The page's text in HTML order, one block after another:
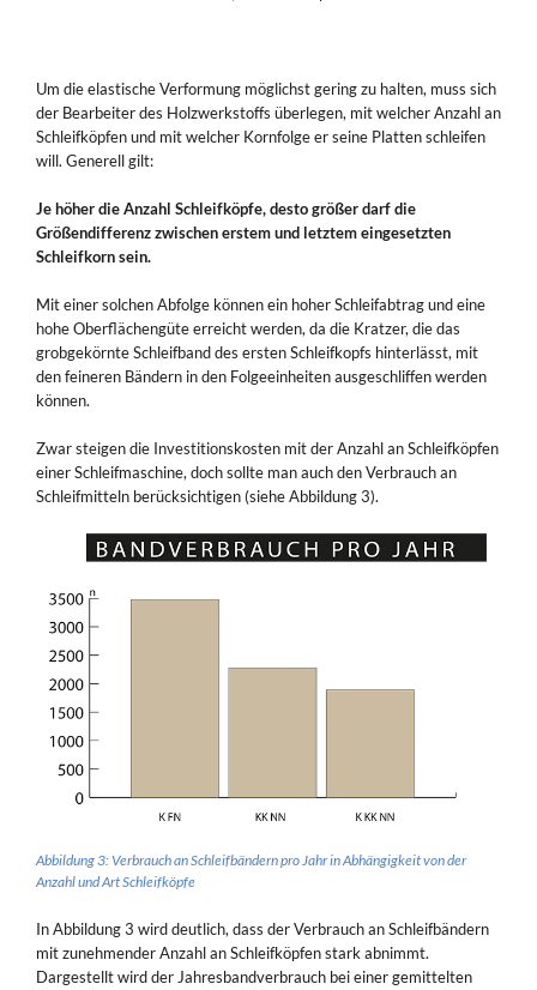
Um die elastische Verformung möglichst gering zu halten, muss sich
der Bearbeiter des Holzwerkstoffs überlegen, mit welcher Anzahl an
Schleifköpfen und mit welcher Kornfolge er seine Platten schleifen
will. Generell gilt:
Je höher die Anzahl Schleifköpfe, desto größer darf die
Größendifferenz zwischen erstem und letztem eingesetzten
Schleifkorn sein.
Mit einer solchen Abfolge können ein hoher Schleifabtrag und eine
hohe Oberflächengüte erreicht werden, da die Kratzer, die das
grobgekörnte Schleifband des ersten Schleifkopfs hinterlässt, mit
den feineren Bändern in den Folgeeinheiten ausgeschliffen werden
können.
Zwar steigen die Investitionskosten mit der Anzahl an Schleifköpfen
einer Schleifmaschine, doch sollte man auch den Verbrauch an
Schleifmitteln berücksichtigen (siehe Abbildung 3).
Abbildung 3: Verbrauch an Schleifbändern pro Jahr in Abhängigkeit von der
Anzahl und Art Schleifköpfe
In Abbildung 3 wird deutlich, dass der Verbrauch an Schleifbändern
mit zunehmender Anzahl an Schleifköpfen stark abnimmt.
Dargestellt wird der Jahresbandverbrauch bei einer gemittelten